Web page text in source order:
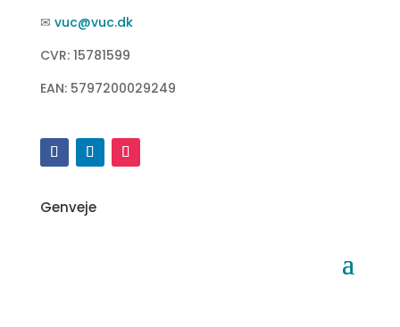
✉ vuc@vuc.dk
CVR: 15781599
EAN: 5797200029249
Genveje